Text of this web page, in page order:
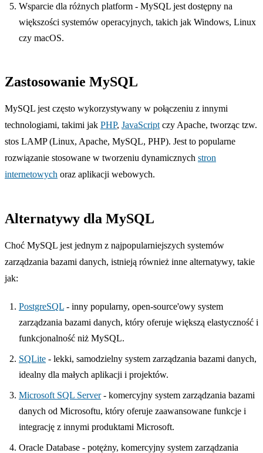
Wsparcie dla różnych platform - MySQL jest dostępny na
większości systemów operacyjnych, takich jak Windows, Linux
czy macOS.
Zastosowanie MySQL
MySQL jest często wykorzystywany w połączeniu z innymi
technologiami, takimi jak PHP, JavaScript czy Apache, tworząc tzw.
stos LAMP (Linux, Apache, MySQL, PHP). Jest to popularne
rozwiązanie stosowane w tworzeniu dynamicznych stron
internetowych oraz aplikacji webowych.
Alternatywy dla MySQL
Choć MySQL jest jednym z najpopularniejszych systemów
zarządzania bazami danych, istnieją również inne alternatywy, takie
jak:
PostgreSQL - inny popularny, open-source'owy system
zarządzania bazami danych, który oferuje większą elastyczność i
funkcjonalność niż MySQL.
SQLite - lekki, samodzielny system zarządzania bazami danych,
idealny dla małych aplikacji i projektów.
Microsoft SQL Server- komercyjny system zarządzania bazami
danych od Microsoftu, który oferuje zaawansowane funkcje i
integrację z innymi produktami Microsoft.
Oracle Database - potężny, komercyjny system zarządzania